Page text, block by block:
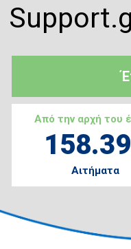
Από την αρχή του
Αιτήματα